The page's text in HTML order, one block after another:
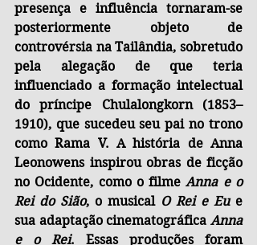
presença e influência tornaram-se
posteriormente objeto de
controvérsia na Tailândia, sobretudo
pela alegação de que teria
influenciado a formação intelectual
do príncipe Chulalongkorn (1853–
1910), que sucedeu seu pai no trono
como Rama V. A história de Anna
Leonowens inspirou obras de ficção
no Ocidente, como o filme Anna e o
Rei do Sião, o musical O Rei e Eu e
sua adaptação cinematográfica Anna
e o Rei. Essas produções foram